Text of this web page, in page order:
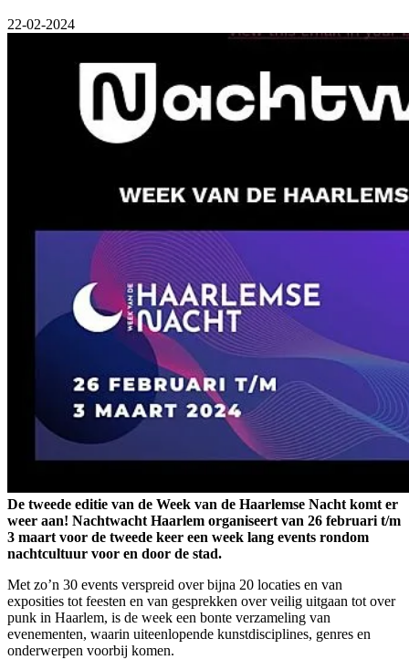
22-02-2024
De tweede editie van de Week van de Haarlemse Nacht komt er
weer aan! Nachtwacht Haarlem organiseert van 26 februari t/m
3 maart voor de tweede keer een week lang events rondom
nachtcultuur voor en door de stad.
Met zo’n 30 events verspreid over bijna 20 locaties en van
exposities tot feesten en van gesprekken over veilig uitgaan tot over
punk in Haarlem, is de week een bonte verzameling van
evenementen, waarin uiteenlopende kunstdisciplines, genres en
onderwerpen voorbij komen.